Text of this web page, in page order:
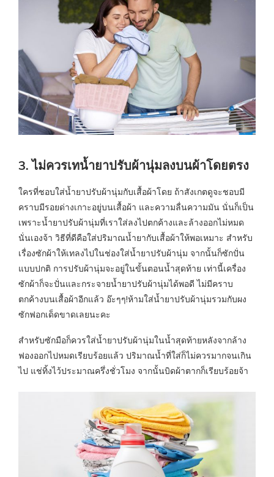
3. ไม่ควรเทน้ำยาปรับผ้านุ่มลงบนผ้าโดยตรง
ใครที่ชอบใส่น้ำยาปรับผ้านุ่มกับเสื้อผ้าโดย ถ้าสังเกตดูจะชอบมี
คราบมีรอยด่างเกาะอยู่บนเสื้อผ้า และความลื่นความมัน นั่นก็เป็น
เพราะน้ำยาปรับผ้านุ่มที่เราใส่ลงไปตกค้างและล้างออกไม่หมด
นั่นเองจ้า วิธีที่ดีคือใส่ปริมาณน้ำยากับเสื้อผ้าให้พอเหมาะ สำหรับ
เรื่องซักผ้าให้เทลงไปในช่องใส่น้ำยาปรับผ้านุ่ม จากนั้นก็ซักปั่น
แบบปกติ การปรับผ้านุ่มจะอยู่ในขั้นตอนน้ำสุดท้าย เท่านี้เครื่อง
ซักผ้าก็จะปั่นและกระจายน้ำยาปรับผ้านุ่มได้พอดี ไม่มีคราบ
ตกค้างบนเสื้อผ้าอีกแล้ว อ๊ะๆๆ!ห้ามใส่น้ำยาปรับผ้านุ่มรวมกับผง
ซักฟอกเด็ดขาดเลยนะคะ
สำหรับซักมือก็ควรใส่น้ำยาปรับผ้านุ่มในน้ำสุดท้ายหลังจากล้าง
ฟองออกไปหมดเรียบร้อยแล้ว ปริมาณน้ำที่ใส่ก็ไม่ควรมากจนเกิน
ไป แช่ทิ้งไว้ประมาณครึ่งชั่วโมง จากนั้นบิดผ้าตากก็เรียบร้อยจ้า